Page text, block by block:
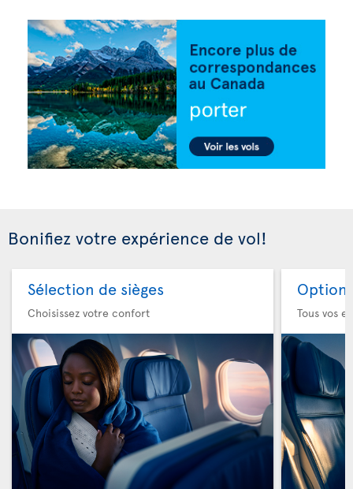
Bonifiez votre expérience de vol!
Sélection de sièges
Choisissez votre confort
Option
Tous vos